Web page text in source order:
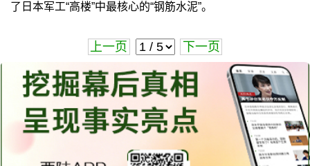
了日本军工“高楼”中最核心的“钢筋水泥”。
上一页 下一页